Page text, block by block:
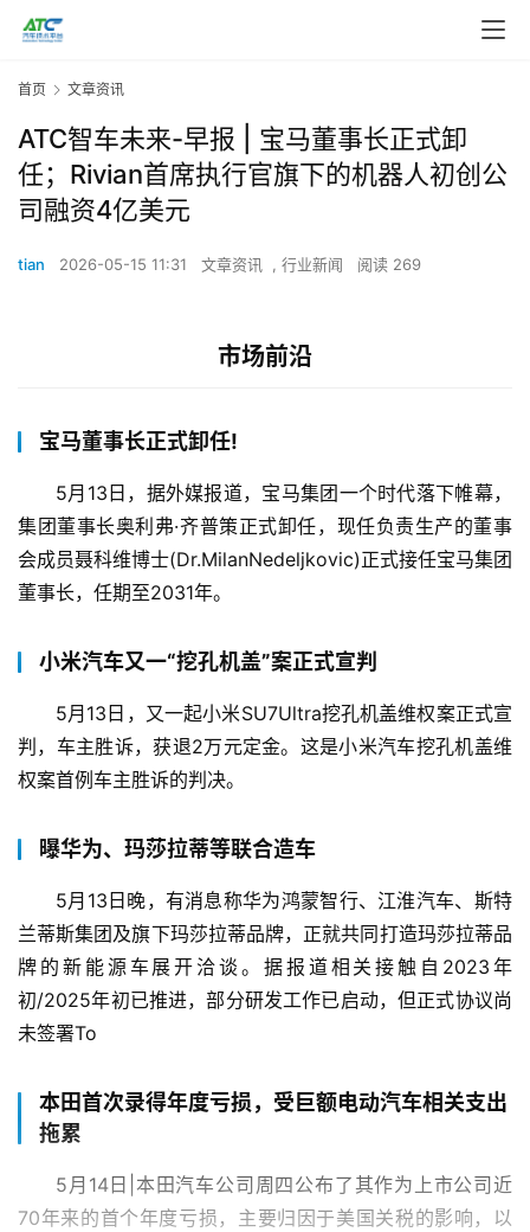
首页 文章资讯
ATC智车未来-早报 | 宝马董事长正式卸
任；Rivian首席执行官旗下的机器人初创公
司融资4亿美元
tian 2026-05-15 11:31 文章资讯 , 行业新闻 阅读 269
市场前沿
宝马董事长正式卸任!
5月13日，据外媒报道，宝马集团一个时代落下帷幕，
集团董事长奥利弗·齐普策正式卸任，现任负责生产的董事
会成员聂科维博士(Dr.MilanNedeljkovic)正式接任宝马集团
董事长，任期至2031年。
小米汽车又一“挖孔机盖”案正式宣判
5月13日，又一起小米SU7Ultra挖孔机盖维权案正式宣
判，车主胜诉，获退2万元定金。这是小米汽车挖孔机盖维
权案首例车主胜诉的判决。
曝华为、玛莎拉蒂等联合造车
5月13日晚，有消息称华为鸿蒙智行、江淮汽车、斯特
兰蒂斯集团及旗下玛莎拉蒂品牌，正就共同打造玛莎拉蒂品
牌的新能源车展开洽谈。据报道相关接触自2023年
初/2025年初已推进，部分研发工作已启动，但正式协议尚
未签署To
本田首次录得年度亏损，受巨额电动汽车相关支出
拖累
5月14日|本田汽车公司周四公布了其作为上市公司近
70年来的首个年度亏损，主要归因于美国关税的影响，以